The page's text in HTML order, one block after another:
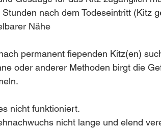
nach dem Todeseintritt (Kitz
Nähe
permanent fiependen Kitz(en)
oder anderer Methoden birgt die
nicht funktioniert.
nicht lange und elend